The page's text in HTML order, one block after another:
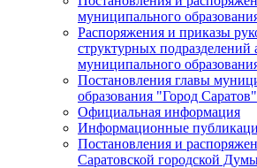
муниципального
Распоряжения и приказы
структурных
муниципального
Постановления главы
образования "Город Саратов"
Официальная информация
Информационные
Постановления и
Саратовской городской